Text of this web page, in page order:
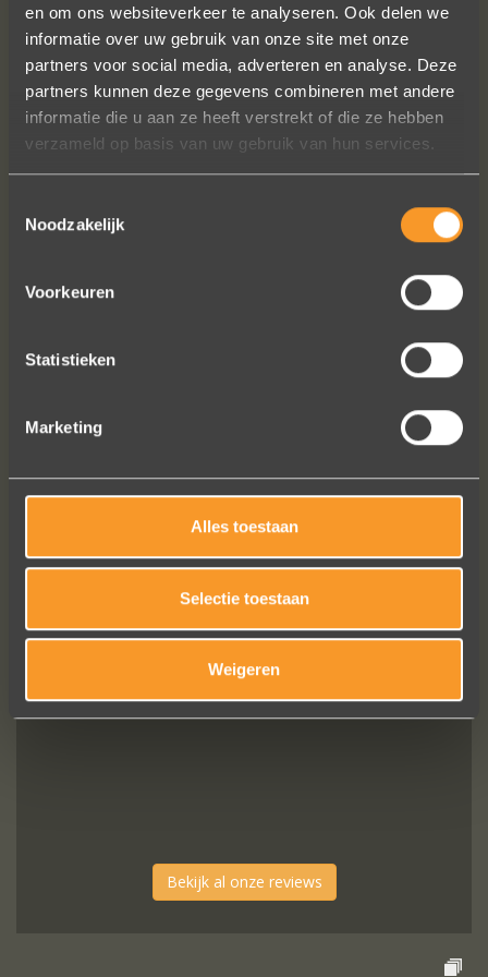
en om ons websiteverkeer te analyseren. Ook delen we
informatie over uw gebruik van onze site met onze
partners voor social media, adverteren en analyse. Deze
partners kunnen deze gegevens combineren met andere
informatie die u aan ze heeft verstrekt of die ze hebben
verzameld op basis van uw gebruik van hun services.
Noodzakelijk
Voorkeuren
Statistieken
Marketing
Alles toestaan
Selectie toestaan
Weigeren
Een droom die uitkomt, de ringen zijn
We zijn liefdevol geholpen en ze
waren op tijd klaar. Kan niet anders
Ennio Drost
Bekijk al onze reviews